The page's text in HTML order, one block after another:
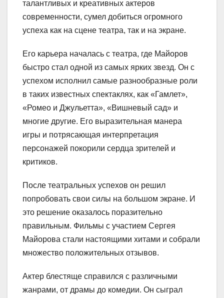
талантливых и креативных актеров
современности, сумел добиться огромного
успеха как на сцене театра, так и на экране.
Его карьера началась с театра, где Майоров
быстро стал одной из самых ярких звезд. Он с
успехом исполнил самые разнообразные роли
в таких известных спектаклях, как «Гамлет»,
«Ромео и Джульетта», «Вишневый сад» и
многие другие. Его выразительная манера
игры и потрясающая интерпретация
персонажей покорили сердца зрителей и
критиков.
После театральных успехов он решил
попробовать свои силы на большом экране. И
это решение оказалось поразительно
правильным. Фильмы с участием Сергея
Майорова стали настоящими хитами и собрали
множество положительных отзывов.
Актер блестяще справился с различными
жанрами, от драмы до комедии. Он сыграл